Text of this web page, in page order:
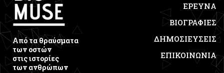
Από τα θραύσματα
των οστών
στις ιστορίες
των ανθρώπων
ΕΡΕΥΝΑ
ΒΙΟΓΡΑΦΙΕΣ
ΔΗΜΟΣΙΕΥΣΕΙΣ
ΕΠΙΚΟΙΝΩΝΙΑ